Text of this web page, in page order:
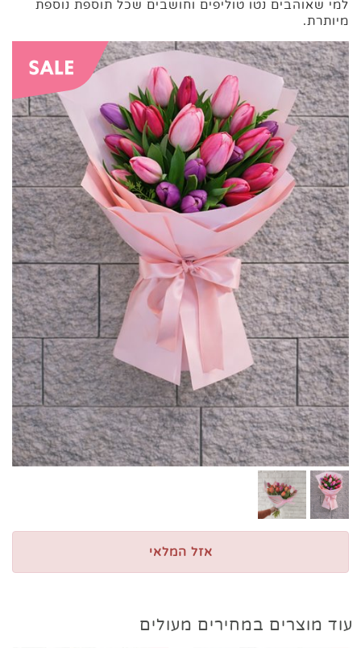
למי שאוהבים נטו טוליפים וחושבים שכל תוספת נוספת
מיותרת.
אזל המלאי
עוד מוצרים במחירים מעולים